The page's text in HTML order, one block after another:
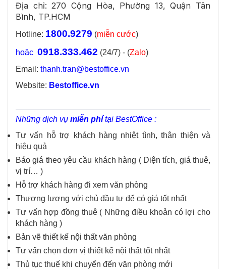
Địa chỉ: 270 Cộng Hòa, Phường 13, Quận Tân
Bình, TP.HCM
Hotline: 1800.9279 (miễn cước)
hoặc 0918.333.462 (24/7) - (Zalo)
Email: thanh.tran@bestoffice.vn
Website: Bestoffice.vn
Những dịch vụ miễn phítại BestOffice :
Tư vấn hỗ trợ khách hàng nhiệt tình, thân thiện và
hiệu quả
Báo giá theo yêu cầu khách hàng ( Diện tích, giá thuê,
vị trí… )
Hỗ trợ khách hàng đi xem văn phòng
Thương lượng với chủ đầu tư để có giá tốt nhất
Tư vấn hợp đồng thuê ( Những điều khoản có lợi cho
khách hàng )
Bản vẽ thiết kế nội thất văn phòng
Tư vấn chọn đơn vị thiết kế nội thất tốt nhất
Thủ tục thuế khi chuyển đến văn phòng mới